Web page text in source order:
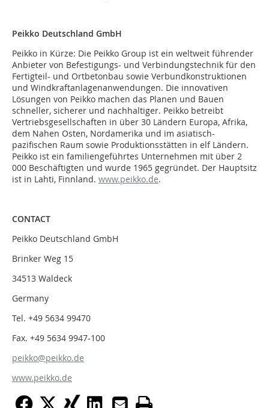
Peikko Deutschland GmbH
Peikko in Kürze: Die Peikko Group ist ein weltweit führender
Anbieter von Befestigungs- und Verbindungstechnik für den
Fertigteil- und Ortbetonbau sowie Verbundkonstruktionen
und Windkraftanlagenanwendungen. Die innovativen
Lösungen von Peikko machen das Planen und Bauen
schneller, sicherer und nachhaltiger. Peikko betreibt
Vertriebsgesellschaften in über 30 Ländern Europa, Afrika,
dem Nahen Osten, Nordamerika und im asiatisch-
pazifischen Raum sowie Produktionsstätten in elf Ländern.
Peikko ist ein familiengeführtes Unternehmen mit über 2
000 Beschäftigten und wurde 1965 gegründet. Der Hauptsitz
ist in Lahti, Finnland. www.peikko.de.
CONTACT
Peikko Deutschland GmbH
Brinker Weg 15
34513 Waldeck
Germany
Tel. +49 5634 99470
Fax. +49 5634 9947-100
peikko@peikko.de
www.peikko.de